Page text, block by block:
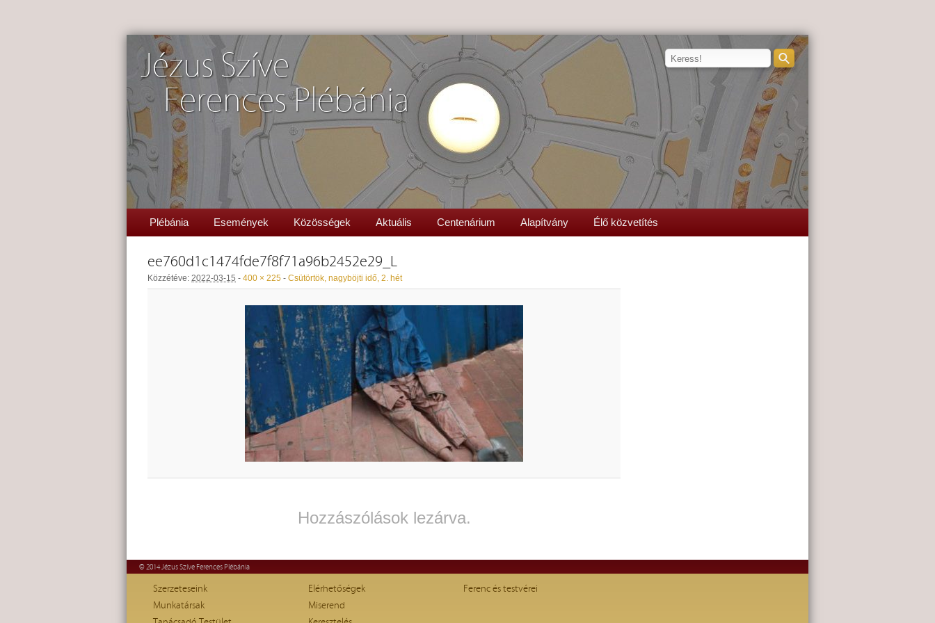
Jézus Szíve
Ferences Plébánia
Plébánia Események Közösségek Aktuális Centenárium Alapítvány Élő közvetítés
ee760d1c1474fde7f8f71a96b2452e29_L
Közzétéve: 2022-03-15 - 400 × 225 - Csütörtök, nagyböjti idő, 2. hét
Hozzászólások lezárva.
© 2014 Jézus Szíve Ferences Plébánia
Szerzeteseink
Munkatársak
Elérhetőségek
Miserend
Ferenc és testvérei